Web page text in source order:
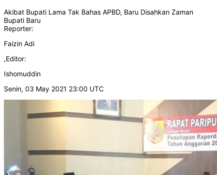
Akibat Bupati Lama Tak Bahas APBD, Baru Disahkan Zaman
Bupati Baru
Reporter:
Faizin Adi
,Editor:
Ishomuddin
Senin, 03 May 2021 23:00 UTC